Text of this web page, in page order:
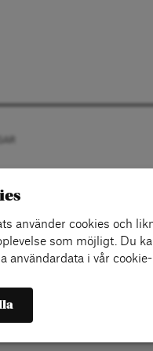
använder cookies och
som möjligt. Du
användardata i vår